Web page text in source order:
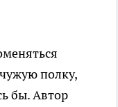
полку,
бы. Автор